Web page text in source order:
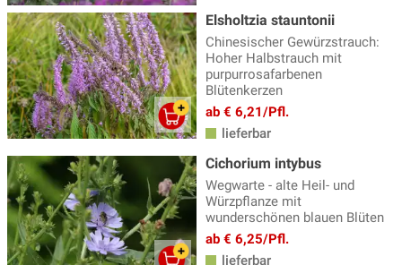
Elsholtzia stauntonii
Chinesischer Gewürzstrauch:
Hoher Halbstrauch mit
purpurrosafarbenen
Blütenkerzen
ab € 6,21/Pfl.
lieferbar
Cichorium intybus
Wegwarte - alte Heil- und
Würzpflanze mit
wunderschönen blauen Blüten
ab € 6,25/Pfl.
lieferbar